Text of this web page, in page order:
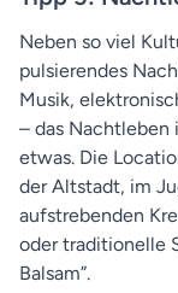
Neben so viel
pulsierendes
Musik,
– das Nachtleben
etwas. Die
der Altstadt, im
aufstrebenden
oder traditionelle
Balsam”.